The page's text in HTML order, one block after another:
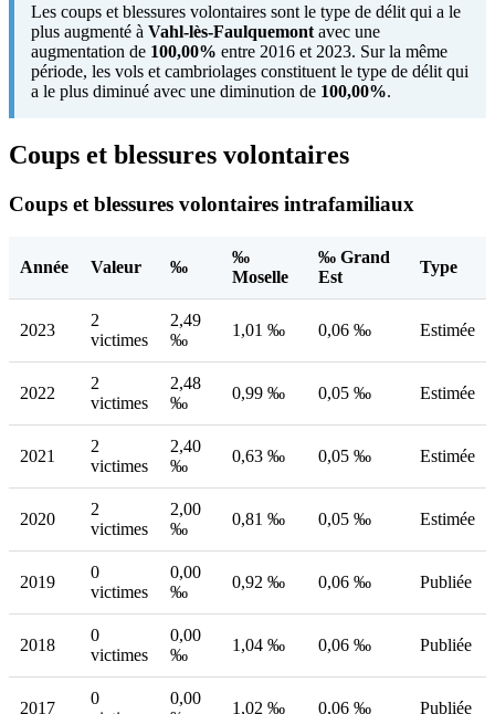
Les coups et blessures volontaires sont le type de délit qui a le
plus augmenté à Vahl-lès-Faulquemont avec une
augmentation de 100,00% entre 2016 et 2023. Sur la même
période, les vols et cambriolages constituent le type de délit qui
a le plus diminué avec une diminution de 100,00%.
Coups et blessures volontaires
Coups et blessures volontaires intrafamiliaux
Année Valeur ‰
‰
Moselle
‰ Grand
Est
Type
2023
2
victimes
2,49
‰
1,01 ‰ 0,06 ‰ Estimée
2022
2
victimes
2,48
‰
0,99 ‰ 0,05 ‰ Estimée
2021
2
victimes
2,40
‰
0,63 ‰ 0,05 ‰ Estimée
2020
2
victimes
2,00
‰
0,81 ‰ 0,05 ‰ Estimée
2019
0
victimes
0,00
‰
0,92 ‰ 0,06 ‰ Publiée
2018
0
victimes
0,00
‰
1,04 ‰ 0,06 ‰ Publiée
2017
0
0,00
1,02 ‰ 0,06 ‰ Publiée